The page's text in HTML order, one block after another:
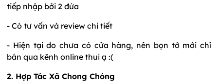
tiếp nhập bởi 2 đứa
- Có tư vấn và review chi tiết
- Hiện tại do chưa có cửa hàng, nên bọn tớ mới chỉ
bán qua kênh online thui ạ :(
2. Hợp Tác Xã Chong Chóng